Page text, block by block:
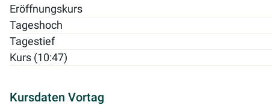
Eröffnungskurs
Tageshoch
Tagestief
Kurs (10:47)
Kursdaten Vortag